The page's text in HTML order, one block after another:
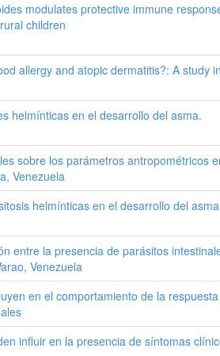
modulates protective immune
children
allergy and atopic dermatitis?: A study
helmínticas en el desarrollo del asma.
sobre los parámetros antropométricos
Venezuela
helmínticas en el desarrollo del
entre la presencia de parásitos
Venezuela
en el comportamiento de la
influir en la presencia de síntomas